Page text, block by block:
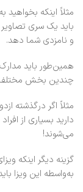
مثلاً اینکه
باید یک سری
و نامزدی شما دهد.
همین‌طور باید
چندین بخش
مثلاً اگر درگذشته
دارید بسیاری از
می‌شوند!
گزینه دیگر اینکه
به‌واسطه این ویزا